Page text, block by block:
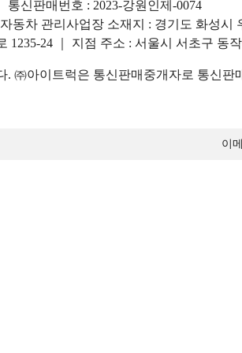
통신판매번호 : 2023-강원인제-0074
동차 관리사업장 소재지 : 경기도 화성시
24 ｜ 지점 주소 : 서울시 서초구 동
㈜아이트럭은 통신판매중개자로 통신
이